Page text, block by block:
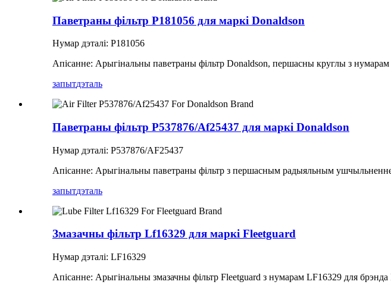
Паветраны фільтр P181056 для маркі Donaldson
Нумар дэталі: P181056
Апісанне: Арыгінальны паветраны фільтр Donaldson, першасны круглы з нумарам
запытдэталь
Паветраны фільтр P537876/Af25437 для маркі Donaldson
Нумар дэталі: P537876/AF25437
Апісанне: Арыгінальны паветраны фільтр з першасным радыяльным
запытдэталь
Змазачны фільтр Lf16329 для маркі Fleetguard
Нумар дэталі: LF16329
Апісанне: Арыгінальны змазачны фільтр Fleetguard з нумарам LF16329 для брэнда